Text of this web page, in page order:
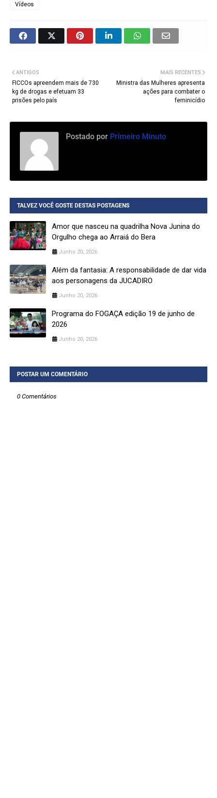
Vídeos
MAIS RECENTES
Ministra das Mulheres apresenta
ações para combater o
feminicídio
ANTIGOS
FICCOs apreendem mais de 730
kg de drogas e efetuam 33
prisões pelo país
Postado por Primeiro Minuto
TALVEZ VOCÊ GOSTE DESTAS POSTAGENS
Amor que nasceu na quadrilha Nova Junina do
Orgulho chega ao Arraiá do Bera
Junho 20, 2026
Além da fantasia: A responsabilidade de dar vida
aos personagens da JUCADIRO
Junho 20, 2026
Programa do FOGAÇA edição 19 de junho de
2026
Junho 20, 2026
POSTAR UM COMENTÁRIO
0 Comentários